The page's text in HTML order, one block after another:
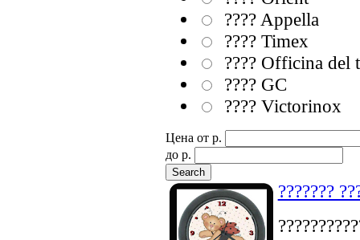
???? Appella
???? Timex
???? Officina del
???? GC
???? Victorinox
Цена от p.
до p.
???????